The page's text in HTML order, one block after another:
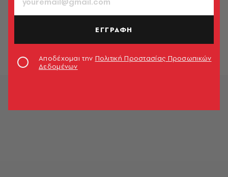
TV & MEDIA
Βρέξει - χιονίσει η Ελισάβετ δεν
χάνει το Άσκοτ
Newsroom
ΕΓΓΡΑΦΗ
Αποδέχομαι την Πολιτική Προστασίας Προσωπικών
Δεδομένων